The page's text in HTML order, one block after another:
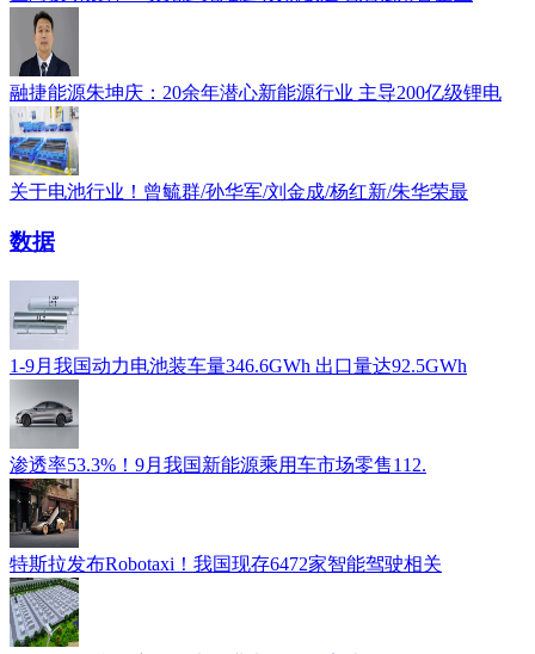
融捷能源朱坤庆：20余年潜心新能源行业 主导200亿级锂电
关于电池行业！曾毓群/孙华军/刘金成/杨红新/朱华荣最
数据
1-9月我国动力电池装车量346.6GWh 出口量达92.5GWh
渗透率53.3%！9月我国新能源乘用车市场零售112.
特斯拉发布Robotaxi！我国现存6472家智能驾驶相关